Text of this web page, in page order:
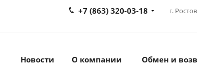
г.
+7 (863) 320-03-18
Новости О компании Обмен и